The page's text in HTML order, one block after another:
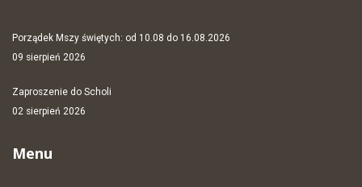
Porządek Mszy świętych: od 10.08 do 16.08.2026
09 sierpień 2026
Zaproszenie do Scholi
02 sierpień 2026
Menu